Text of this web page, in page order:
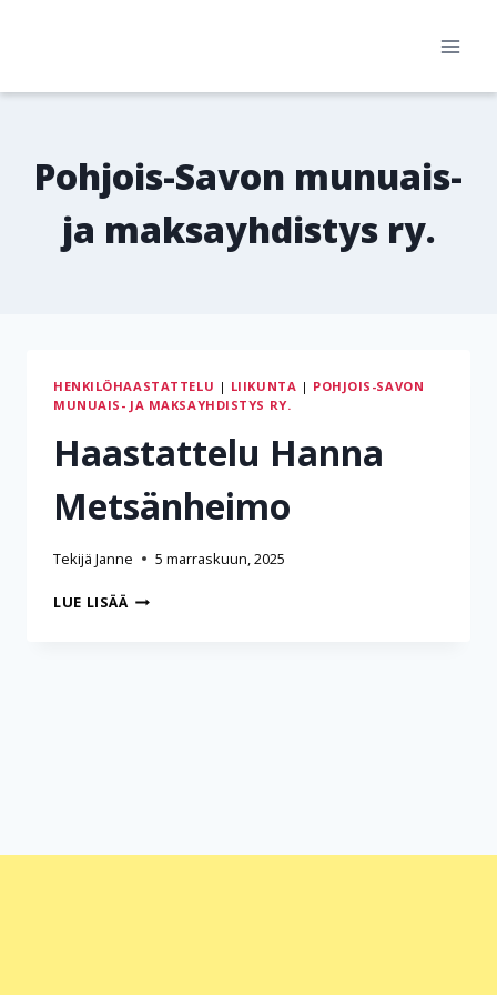
Pohjois-Savon munuais-
ja maksayhdistys ry.
HENKILÖHAASTATTELU | LIIKUNTA | POHJOIS-SAVON
MUNUAIS- JA MAKSAYHDISTYS RY.
Haastattelu Hanna
Metsänheimo
Tekijä Janne 5 marraskuun, 2025
LUE LISÄÄ HAASTATTELU